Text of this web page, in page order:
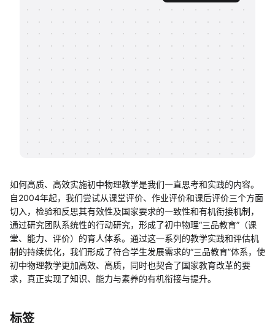
如何高质、高效实施初中物理教学是我们一直思考和实践的内容。
自2004年起，我们尝试从课堂评价、作业评价和课后评价三个方面
切入，检验和反思其有效性及国家要求的一致性和有机衔接机制，
通过研究团队系统性的行动研究，形成了初中物理“三品教育”（课
堂、能力、评价）的育人体系。通过这一系列的教学实践和评估机
制的持续优化，我们形成了符合学生发展需求的“三品教育”体系，使
初中物理教学更加高效、高质，同时也契合了国家教育改革的要
求，真正实现了知识、能力与素养的有机衔接与提升。
标签